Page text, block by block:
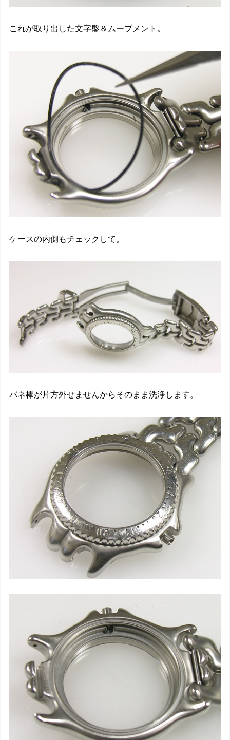
これが取り出した文字盤＆ムーブメント。
ケースの内側もチェックして。
バネ棒が片方外せませんからそのまま洗浄します。